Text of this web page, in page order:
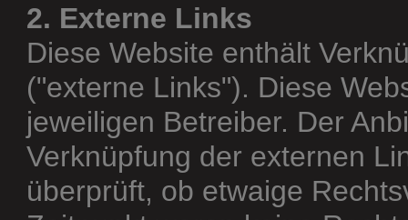
2. Externe Links
Diese Website enthält
("externe Links"). Diese
jeweiligen Betreiber. Der
Verknüpfung der externen
überprüft, ob etwaige